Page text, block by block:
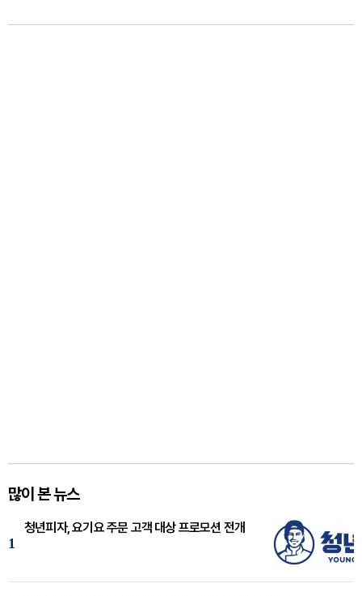
많이 본 뉴스
1
청년피자, 요기요 주문 고객 대상 프로모션 전개